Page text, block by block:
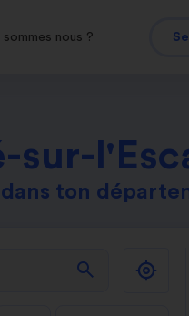
sommes nous ?
sur-
dans ton
search